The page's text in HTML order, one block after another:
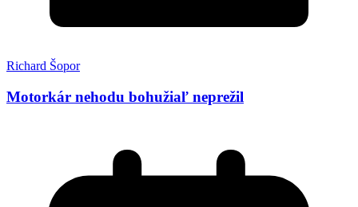
Richard Šopor
Motorkár nehodu bohužiaľ neprežil